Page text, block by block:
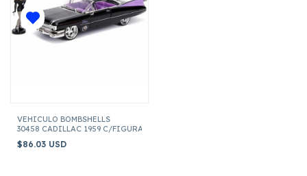
VEHICULO BOMBSHELLS
30458 CADILLAC 1959 C/FIGURA CAT WOMAN ESCALA 1:24
$86.03 USD